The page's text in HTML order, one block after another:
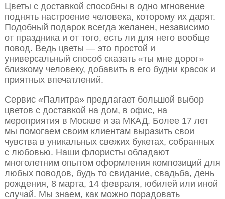
Цветы с доставкой способны в одно мгновение
поднять настроение человека, которому их дарят.
Подобный подарок всегда желанен, независимо
от праздника и от того, есть ли для него вообще
повод. Ведь цветы — это простой и
универсальный способ сказать «ты мне дорог»
близкому человеку, добавить в его будни красок и
приятных впечатлений.
Сервис «Палитра» предлагает большой выбор
цветов с доставкой на дом, в офис, на
мероприятия в Москве и за МКАД. Более 17 лет
мы помогаем своим клиентам выразить свои
чувства в уникальных свежих букетах, собранных
с любовью. Наши флористы обладают
многолетним опытом оформления композиций для
любых поводов, будь то свидание, свадьба, день
рождения, 8 марта, 14 февраля, юбилей или иной
случай. Мы знаем, как можно порадовать